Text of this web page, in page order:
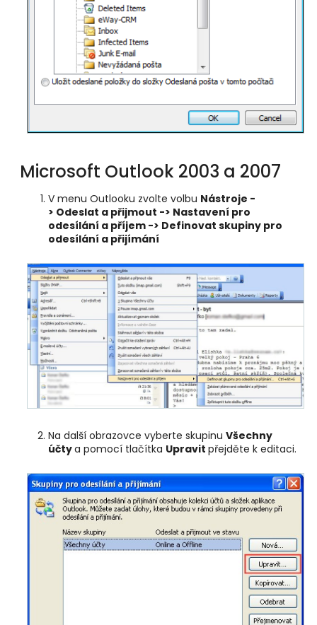
Microsoft Outlook 2003 a 2007
V menu Outlooku zvolte volbu Nástroje -
> Odeslat a přijmout -> Nastavení pro
odesílání a příjem -> Definovat skupiny pro
odesílání a přijímání
Na další obrazovce vyberte skupinu Všechny
účtya pomocí tlačítka Upravit přejděte k editaci.